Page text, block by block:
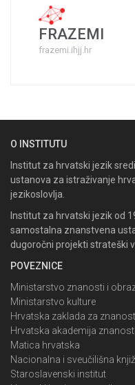
FRAZEMI
frazemi.ihjj.hr
O INSTITUTU
Institut za hrvatski jezik
ustanova za istraživanje
jezikoslovlja.
Institut za hrvatski jezik od
samostalna znanstvena
dugoročni projekti strateški
POVEZNICE
Ministarstvo znanosti i
Ministarstvo kulture
Hrvatska zaklada za znanost
Hrvatska akademija
Matica hrvatska
Nacionalna i sveučilišna
Staroslavenski institut